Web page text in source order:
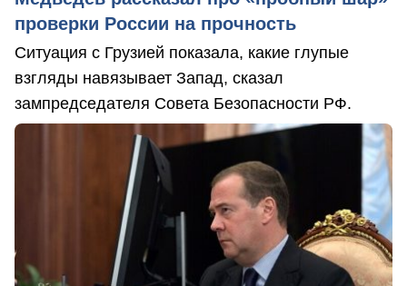
проверки России на прочность
Ситуация с Грузией показала, какие глупые
взгляды навязывает Запад, сказал
зампредседателя Совета Безопасности РФ.